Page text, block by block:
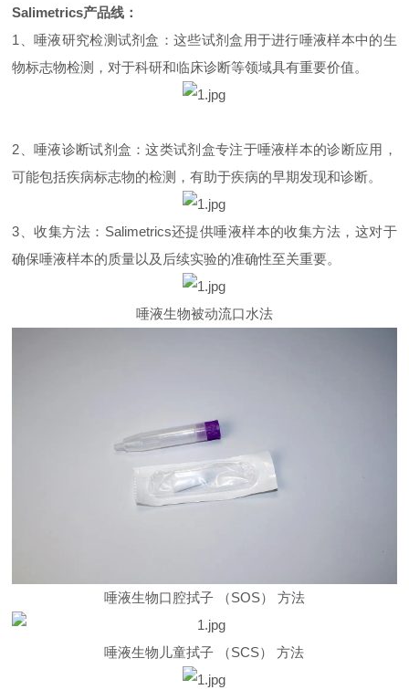
Salimetrics产品线：
1、唾液研究检测试剂盒：这些试剂盒用于进行唾液样本中的生
物标志物检测，对于科研和临床诊断等领域具有重要价值。
2、唾液诊断试剂盒：这类试剂盒专注于唾液样本的诊断应用，
可能包括疾病标志物的检测，有助于疾病的早期发现和诊断。
3、收集方法：Salimetrics还提供唾液样本的收集方法，这对于
确保唾液样本的质量以及后续实验的准确性至关重要。
唾液生物被动流口水法
唾液生物口腔拭子 （SOS） 方法
唾液生物儿童拭子 （SCS） 方法